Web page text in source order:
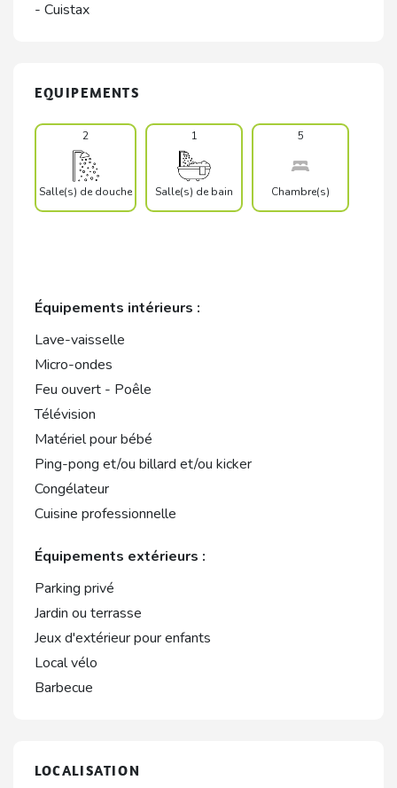
- Cuistax
EQUIPEMENTS
2
Salle(s) de douche
1
Salle(s) de bain
5
Chambre(s)
Équipements intérieurs :
Lave-vaisselle
Micro-ondes
Feu ouvert - Poêle
Télévision
Matériel pour bébé
Ping-pong et/ou billard et/ou kicker
Congélateur
Cuisine professionnelle
Équipements extérieurs :
Parking privé
Jardin ou terrasse
Jeux d'extérieur pour enfants
Local vélo
Barbecue
LOCALISATION